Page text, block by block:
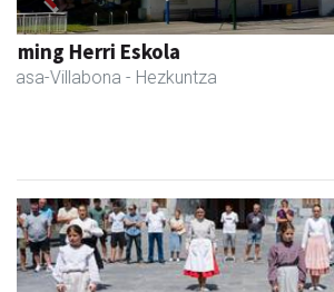
Zubimusu Ikastola
Amasa-Villabona - Hezkuntza
Previous